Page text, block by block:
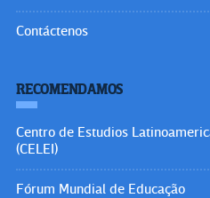
Contáctenos
RECOMENDAMOS
Centro de Estudios
(CELEI)
Fórum Mundial de Educação